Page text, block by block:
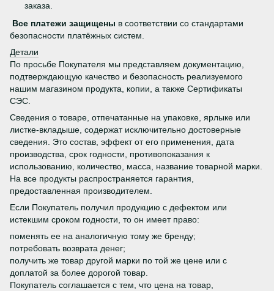
заказа.
Все платежи защищены в соответствии со стандартами
безопасности платёжных систем.
Детали
По просьбе Покупателя мы представляем документацию,
подтверждающую качество и безопасность реализуемого
нашим магазином продукта, копии, а также Сертификаты
СЭС.
Сведения о товаре, отпечатанные на упаковке, ярлыке или
листке-вкладыше, содержат исключительно достоверные
сведения. Это состав, эффект от его применения, дата
производства, срок годности, противопоказания к
использованию, количество, масса, название товарной марки.
На все продукты распространяется гарантия,
предоставленная производителем.
Если Покупатель получил продукцию с дефектом или
истекшим сроком годности, то он имеет право:
поменять ее на аналогичную тому же бренду;
потребовать возврата денег;
получить же товар другой марки по той же цене или с
доплатой за более дорогой товар.
Покупатель соглашается с тем, что цена на товар,